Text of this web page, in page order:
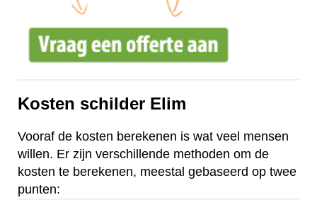
Kosten schilder Elim
Vooraf de kosten berekenen is wat veel mensen
willen. Er zijn verschillende methoden om de
kosten te berekenen, meestal gebaseerd op twee
punten: